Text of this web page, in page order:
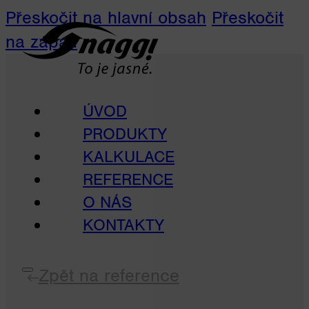
Přeskočit na hlavní obsah Přeskočit
na zápatí
ÚVOD
PRODUKTY
KALKULACE
REFERENCE
O NÁS
KONTAKTY